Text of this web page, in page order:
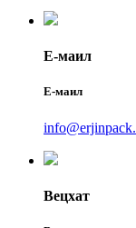
Е-маил
Е-маил
Вецхат